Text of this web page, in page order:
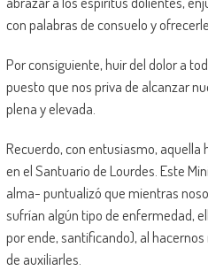
con palabras de consuelo y
Por consiguiente, huir del dolor a
puesto que nos priva de alcanzar
plena y elevada.
Recuerdo, con entusiasmo,
en el Santuario de Lourdes. Este
alma- puntualizó que mientras
sufrían algún tipo de enfermedad,
por ende, santificando), al
de auxiliarles.